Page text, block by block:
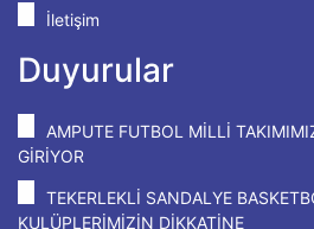
İletişim
Duyurular
AMPUTE FUTBOL MİLLİ
GİRİYOR
TEKERLEKLİ SANDALYE
KULÜPLERİMİZİN DİKKATİNE